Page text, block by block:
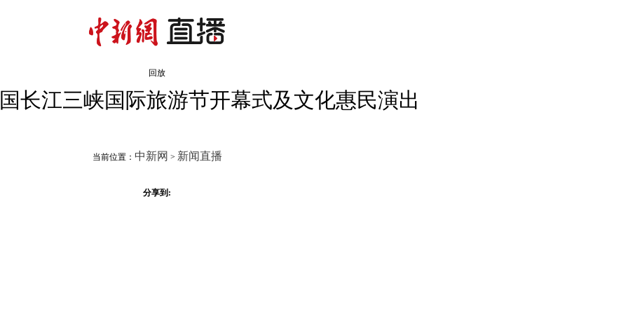
回放
长江三峡国际旅游节开幕式及文化惠民演出
当前位置： 中新网 > 新闻直播
分享到: